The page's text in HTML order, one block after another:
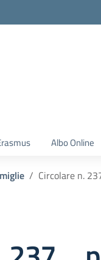
Albo Online
Circolare n.